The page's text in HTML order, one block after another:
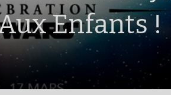
Enfants !